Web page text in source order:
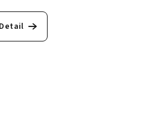
Detail